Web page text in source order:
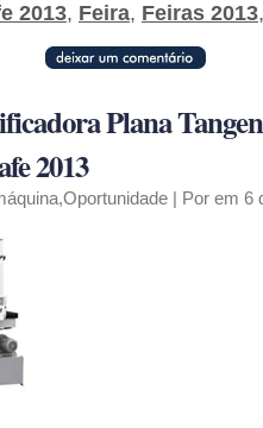
2013, Feira, Feiras 2013
Plana
2013
,Oportunidade | Por em 6